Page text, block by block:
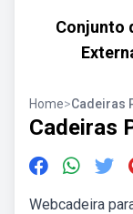
Conjunto
Home>Cadeiras
Cadeiras
Webcadeira